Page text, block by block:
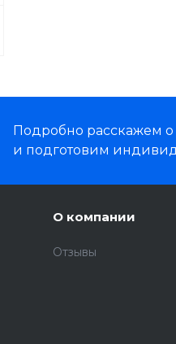
Подробно расскажем о
и подготовим
О компании
Отзывы